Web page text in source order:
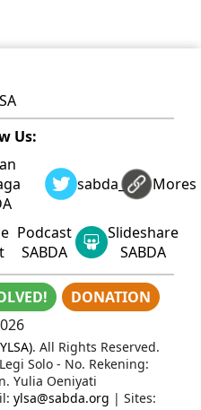
Us:
Podcast
SABDA
Slideshare
SABDA
. All Rights Reserved.
Solo - No. Rekening: